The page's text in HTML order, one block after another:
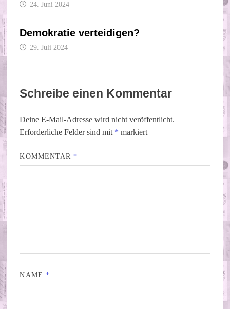
24. Juni 2024
Demokratie verteidigen?
29. Juli 2024
Schreibe einen Kommentar
Deine E-Mail-Adresse wird nicht veröffentlicht.
Erforderliche Felder sind mit * markiert
KOMMENTAR *
NAME *